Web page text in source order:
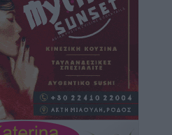
“πτήση” τους
8 ώρες
Στο πλευρό του
Θωμά
8 ώρες